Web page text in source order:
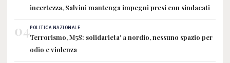
incertezza, Salvini mantenga impegni presi con sindacati
04POLITICA NAZIONALE
Terrorismo, M5S: solidarieta' a nordio, nessuno spazio per
odio e violenza